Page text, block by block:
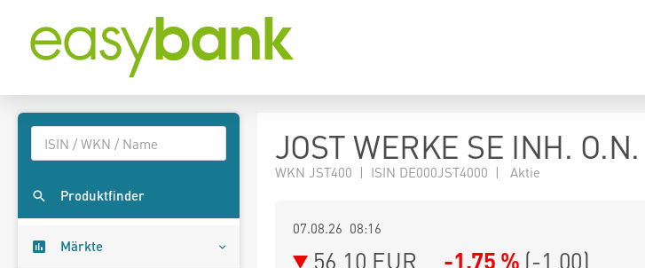
Produktfinder
Märkte
JOST WERKE SE INH. O.N.
WKN JST400 | ISIN DE000JST4000 | Aktie
07.08.26 08:16
56,10 EUR -1,75 % (-1,00)